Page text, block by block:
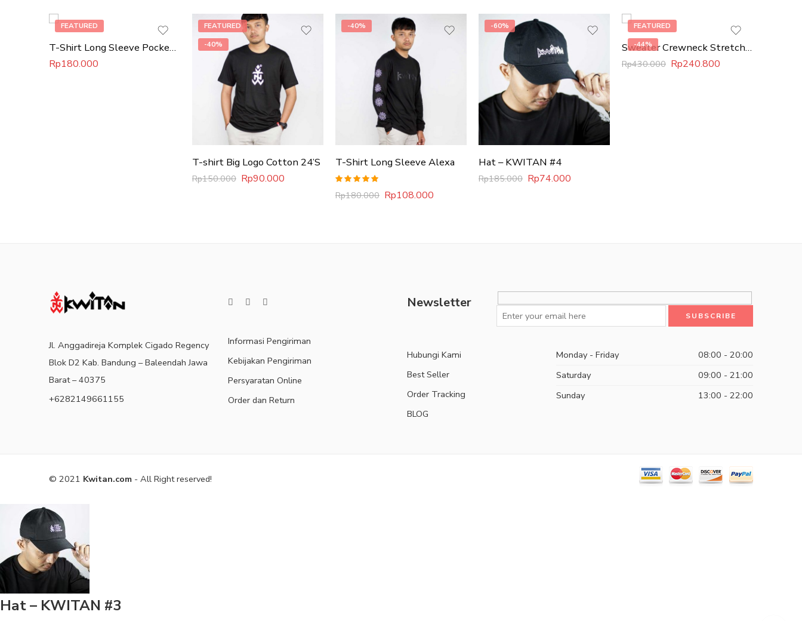
FEATURED
T-Shirt Long Sleeve Pocket Yolo
Rp180.000
FEATURED
-40%
T-shirt Big Logo Cotton 24’S
Rp150.000 Rp90.000
-40%
T-Shirt Long Sleeve Alexa
Rated 5.00
out of 5
Rp180.000 Rp108.000
-60%
Hat – KWITAN #4
Rp185.000 Rp74.000
FEATURED
-44%
Sweater Crewneck Stretch Rib Fleece Cotton
Rp430.000 Rp240.800
Jl. Anggadireja Komplek Cigado Regency
Blok D2 Kab. Bandung – Baleendah Jawa
Barat – 40375
+6282149661155
Informasi Pengiriman
Kebijakan Pengiriman
Persyaratan Online
Order dan Return
Newsletter
Hubungi Kami
Best Seller
Order Tracking
BLOG
Monday - Friday
08:00 - 20:00
Saturday
09:00 - 21:00
Sunday
13:00 - 22:00
© 2021 Kwitan.com - All Right reserved!
Hat – KWITAN #3